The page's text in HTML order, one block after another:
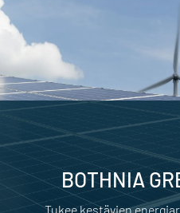
BOTHNIA
Tukee kestävien